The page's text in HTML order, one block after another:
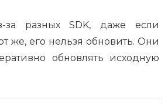
за разных SDK, даже если
же, его нельзя обновить. Они
обновлять исходную